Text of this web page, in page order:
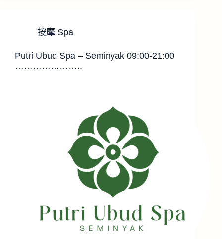
按摩 Spa
Putri Ubud Spa – Seminyak 09:00-21:00
…………………..